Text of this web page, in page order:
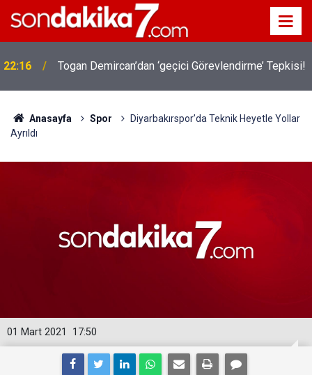
22:16 Togan Demircan’dan ‘geçici Görevlendirme’ Tepkisi!
Anasayfa Spor
Diyarbakırspor’da Teknik Heyetle Yollar
Ayrıldı
17:50
01 Mart 2021